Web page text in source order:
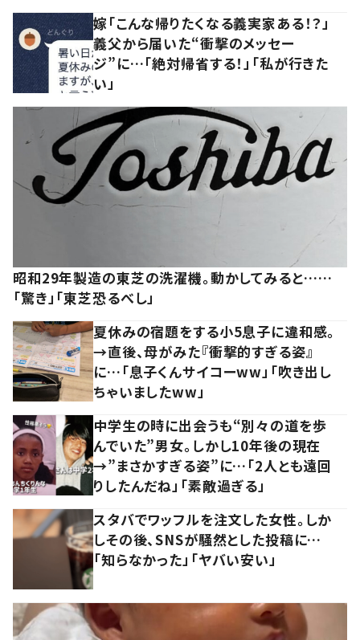
嫁「こんな帰りたくなる義実家ある！？」
義父から届いた“衝撃のメッセー
ジ”に…「絶対帰省する！」「私が行きた
い」
昭和29年製造の東芝の洗濯機。動かしてみると……
「驚き」「東芝恐るべし」
夏休みの宿題をする小5息子に違和感。
→直後、母がみた『衝撃的すぎる姿』
に…「息子くんサイコーww」「吹き出し
ちゃいましたww」
中学生の時に出会うも“別々の道を歩
んでいた”男女。しかし10年後の現在
→”まさかすぎる姿”に…「2人とも遠回
りしたんだね」「素敵過ぎる」
スタバでワッフルを注文した女性。しか
しその後、SNSが騒然とした投稿に…
「知らなかった」「ヤバい安い」